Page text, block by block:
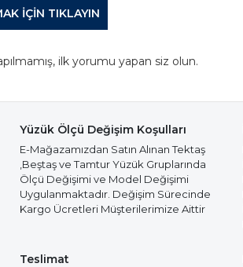
IÇIN TIKLAYIN
ilk yorumu yapan siz olun.
Yüzük Ölçü Değişim Koşulları
E-Mağazamızdan Satın Alınan Tektaş
,Beştaş ve Tamtur Yüzük Gruplarında
Ölçü Değişimi ve Model Değişimi
Uygulanmaktadır. Değişim Sürecinde
Kargo Ücretleri Müşterilerimize Aittir
Teslimat